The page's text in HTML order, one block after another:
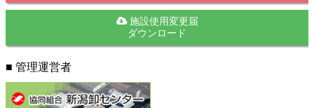
施設使用変更届
ダウンロード
■ 管理運営者